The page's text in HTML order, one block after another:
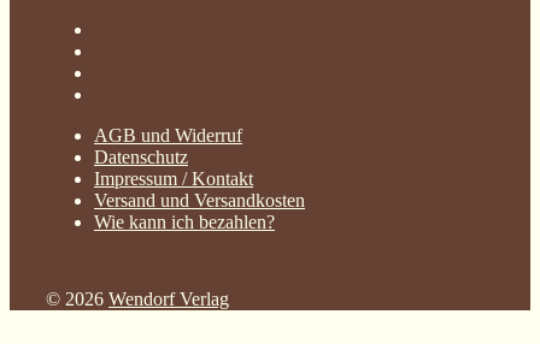
AGB und Widerruf
Datenschutz
Impressum / Kontakt
Versand und Versandkosten
Wie kann ich bezahlen?
© 2026 Wendorf Verlag